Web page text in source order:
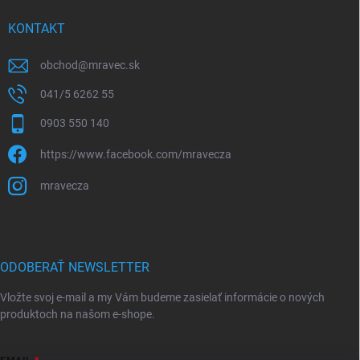
KONTAKT
obchod@mravec.sk
041/5 6262 55
0903 550 140
https://www.facebook.com/mravecza
mravecza
ODOBERAŤ NEWSLETTER
Vložte svoj e-mail a my Vám budeme zasielať informácie o nových
produktoch na našom e-shope.